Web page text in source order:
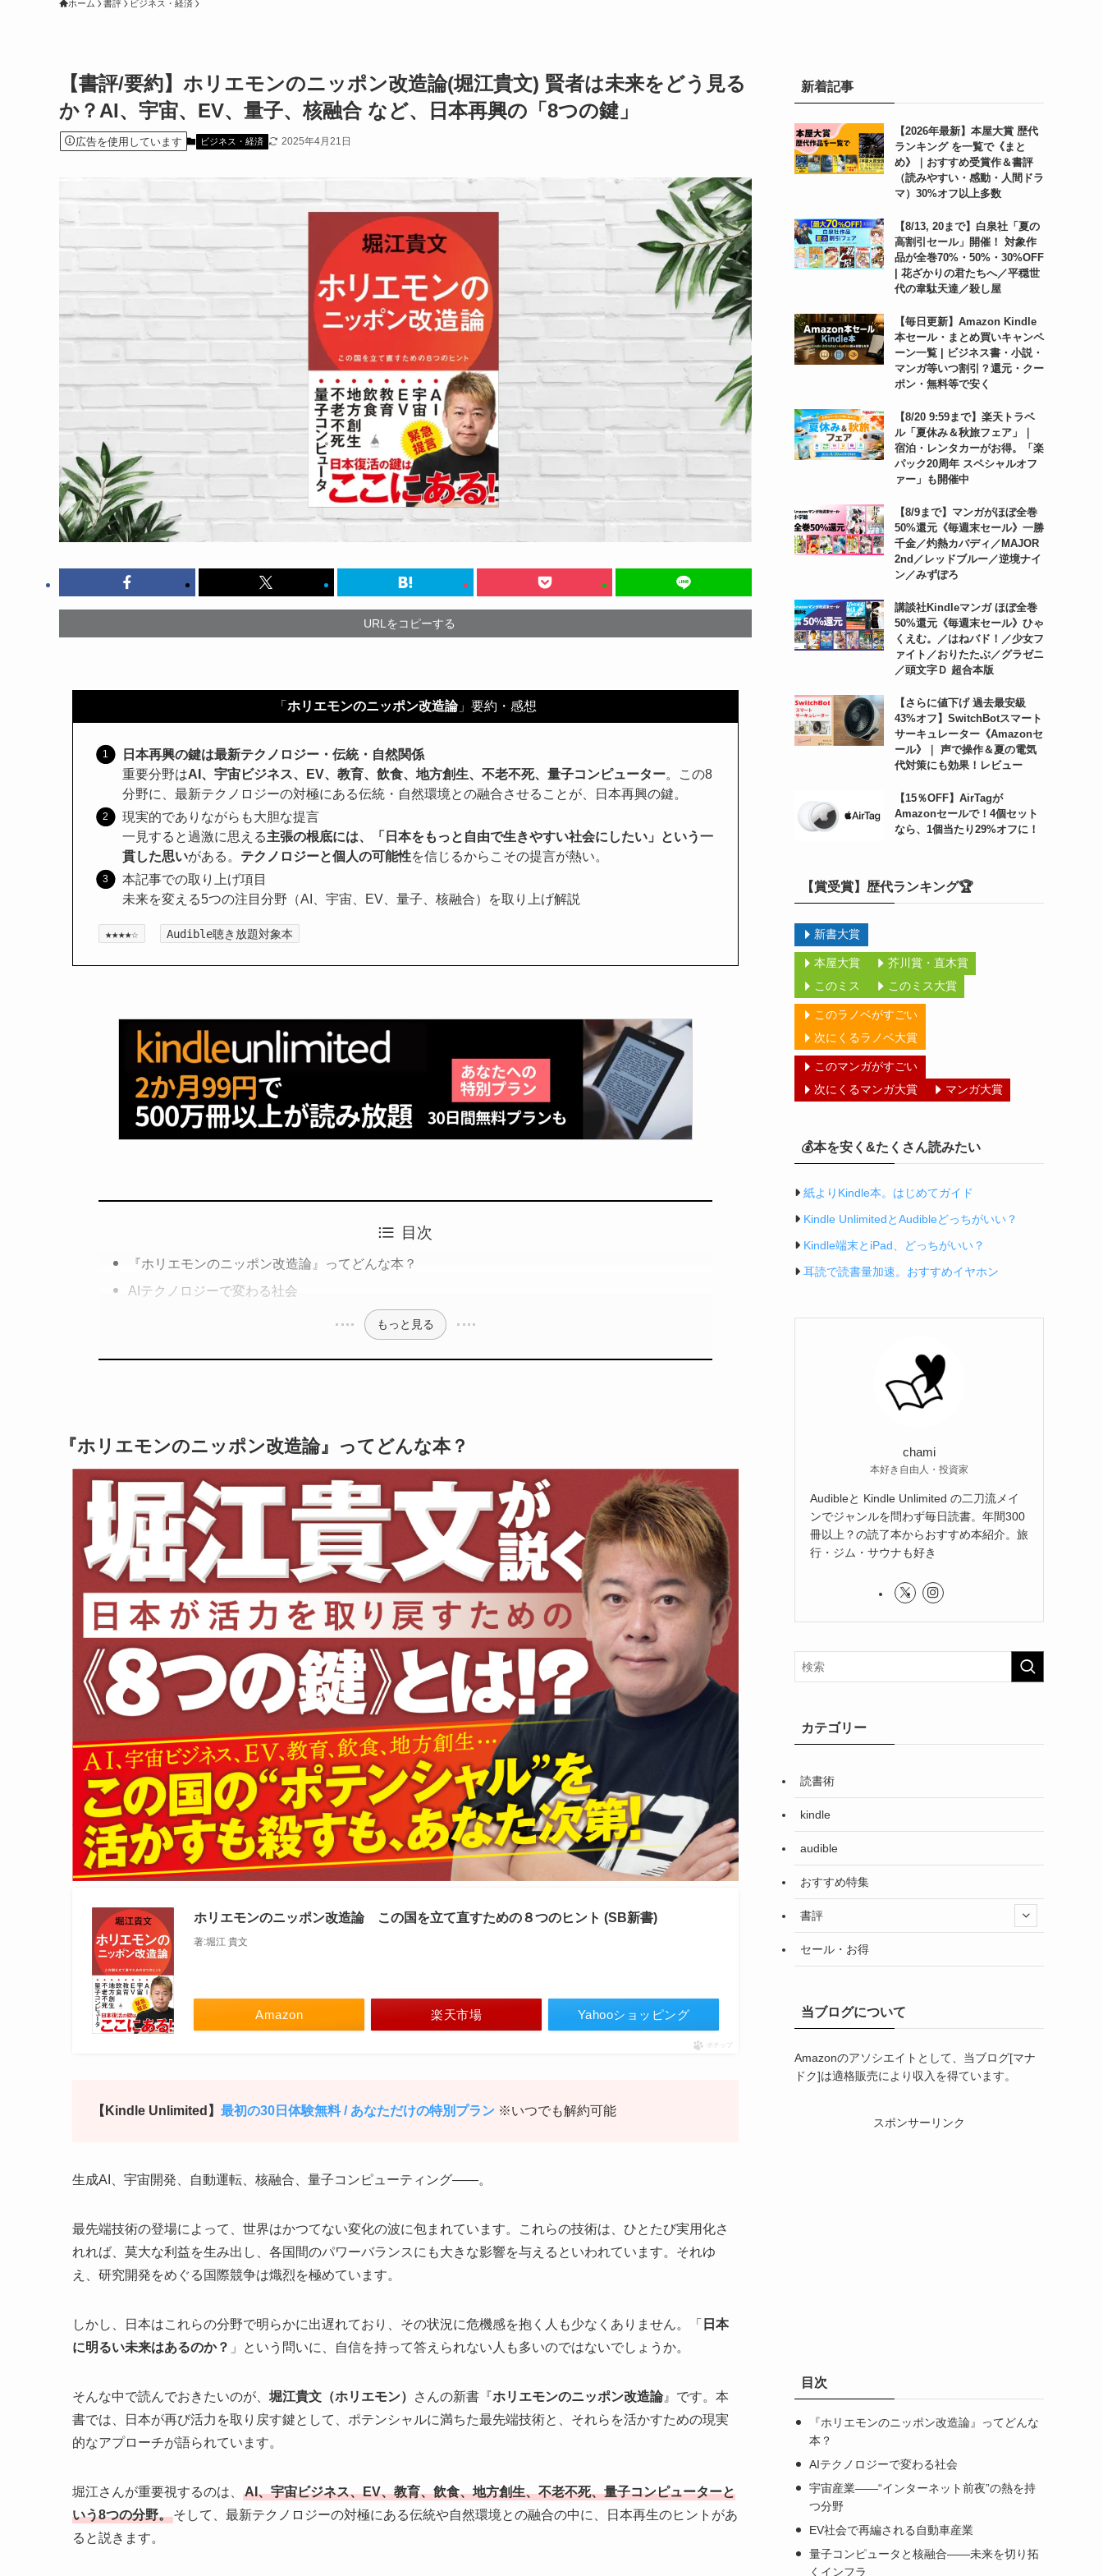
ホーム 書評 ビジネス・経済
【書評/要約】ホリエモンのニッポン改造論(堀江貴文) 賢者は未来をどう見る
か？AI、宇宙、EV、量子、核融合 など、日本再興の「8つの鍵」
広告を使用しています ビジネス・経済 2025年4月21日
URLをコピーする
「 ホリエモンのニッポン改造論」要約・感想
日本再興の鍵は最新テクノロジー・伝統・自然関係
重要分野はAI、宇宙ビジネス、EV、教育、飲食、地方創生、不老不死、量子コンピューター。この8
分野に、最新テクノロジーの対極にある伝統・自然環境との融合させることが、日本再興の鍵。
現実的でありながらも大胆な提言
一見すると過激に思える主張の根底には、「日本をもっと自由で生きやすい社会にしたい」という一
貫した思いがある。 テクノロジーと個人の可能性を信じるからこその提言が熱い。
本記事での取り上げ項目
未来を変える5つの注目分野（AI、宇宙、EV、量子、核融合）を取り上げ解説
★★★★☆ Audible聴き放題対象本
目次
『ホリエモンのニッポン改造論』ってどんな本？
AIテクノロジーで変わる社会
もっと見る
『ホリエモンのニッポン改造論』ってどんな本？
ホリエモンのニッポン改造論 この国を立て直すための８つのヒント (SB新書)
著:堀江 貴文
Amazon 楽天市場 Yahooショッピング
ポチップ
【Kindle Unlimited】 最初の30日体験無料 / あなただけの特別プラン ※いつでも解約可能
生成AI、宇宙開発、自動運転、核融合、量子コンピューティング――。
最先端技術の登場によって、世界はかつてない変化の波に包まれています。これらの技術は、ひとたび実用化さ
れれば、莫大な利益を生み出し、各国間のパワーバランスにも大きな影響を与えるといわれています。それゆ
え、研究開発をめぐる国際競争は熾烈を極めています。
しかし、日本はこれらの分野で明らかに出遅れており、その状況に危機感を抱く人も少なくありません。「 日本
に明るい未来はあるのか？ 」という問いに、自信を持って答えられない人も多いのではないでしょうか。
そんな中で読んでおきたいのが、 堀江貴文（ホリエモン） さんの新書『ホリエモンのニッポン改造論』です。本
書では、日本が再び活力を取り戻す鍵として、ポテンシャルに満ちた最先端技術と、それらを活かすための現実
的なアプローチが語られています。
堀江さんが重要視するのは、
AI、宇宙ビジネス、EV、教育、飲食、地方創生、不老不死、量子コンピューターと
いう8つの分野。そして、最新テクノロジーの対極にある伝統や自然環境との融合の中に、日本再生のヒントがあ
ると説きます。
新着記事
【2026年最新】本屋大賞 歴代
ランキング を一覧で《まと
め》｜おすすめ受賞作＆書評
（読みやすい・感動・人間ドラ
マ）30%オフ以上多数
【8/13, 20まで】白泉社「夏の
高割引セール」開催！ 対象作
品が全巻70%・50%・30%OFF
| 花ざかりの君たちへ／平穏世
代の韋駄天達／殺し屋
【毎日更新】Amazon Kindle
本セール・まとめ買いキャンペ
ーン一覧 | ビジネス書・小説・
マンガ等いつ割引？還元・クー
ポン・無料等で安く
【8/20 9:59まで】楽天トラベ
ル「夏休み＆秋旅フェア」｜
宿泊・レンタカーがお得。「楽
パック20周年 スペシャルオフ
ァー」も開催中
【8/9まで】マンガがほぼ全巻
50%還元《毎週末セール》一勝
千金／灼熱カバディ／MAJOR
2nd／レッドブルー／逆境ナイ
ン／みずぽろ
講談社Kindleマンガ ほぼ全巻
50%還元《毎週末セール》ひゃ
くえむ。／はねバド！／少女フ
ァイト／おりたたぶ／グラゼニ
／頭文字Ｄ 超合本版
【さらに値下げ 過去最安級
43%オフ】SwitchBotスマート
サーキュレーター《Amazonセ
ール》｜ 声で操作＆夏の電気
代対策にも効果！レビュー
【15％OFF】AirTagが
Amazonセールで！4個セット
なら、1個当たり29%オフに！
【賞受賞】歴代ランキング🏆
新書大賞
本屋大賞
芥川賞・直木賞
このミス
このミス大賞
このラノベがすごい
次にくるラノベ大賞
このマンガがすごい
次にくるマンガ大賞
マンガ大賞
💰本を安く&たくさん読みたい
紙よりKindle本。はじめてガイド
Kindle UnlimitedとAudibleどっちがいい？
Kindle端末とiPad、どっちがいい？
耳読で読書量加速。おすすめイヤホン
chami
本好き自由人・投資家
Audibleと Kindle Unlimited の二刀流メイ
ンでジャンルを問わず毎日読書。年間300
冊以上？の読了本からおすすめ本紹介。旅
行・ジム・サウナも好き
カテゴリー
読書術
kindle
audible
おすすめ特集
書評
セール・お得
当ブログについて
Amazonのアソシエイトとして、当ブログ[マナ
ドク]は適格販売により収入を得ています。
スポンサーリンク
目次
『ホリエモンのニッポン改造論』ってどんな
本？
AIテクノロジーで変わる社会
宇宙産業――“インターネット前夜”の熱を持
つ分野
EV社会で再編される自動車産業
量子コンピュータと核融合――未来を切り拓
くインフラ